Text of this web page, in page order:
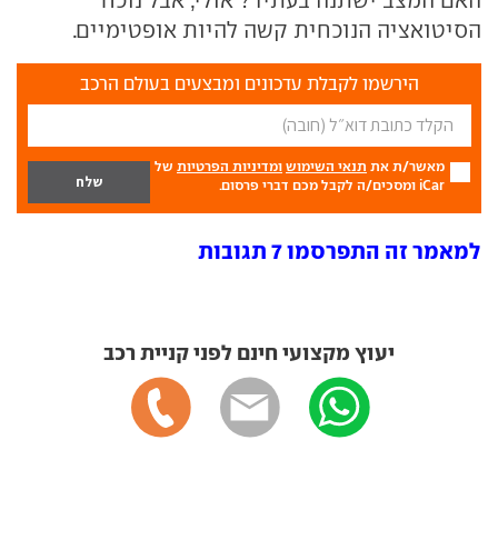
הסיטואציה הנוכחית קשה להיות אופטימיים.
הירשמו לקבלת עדכונים ומבצעים בעולם הרכב
מאשר/ת את תנאי השימוש ומדיניות הפרטיות של
iCar ומסכים/ה לקבל מכם דברי פרסום.
למאמר זה התפרסמו 7 תגובות
יעוץ מקצועי חינם לפני קניית רכב